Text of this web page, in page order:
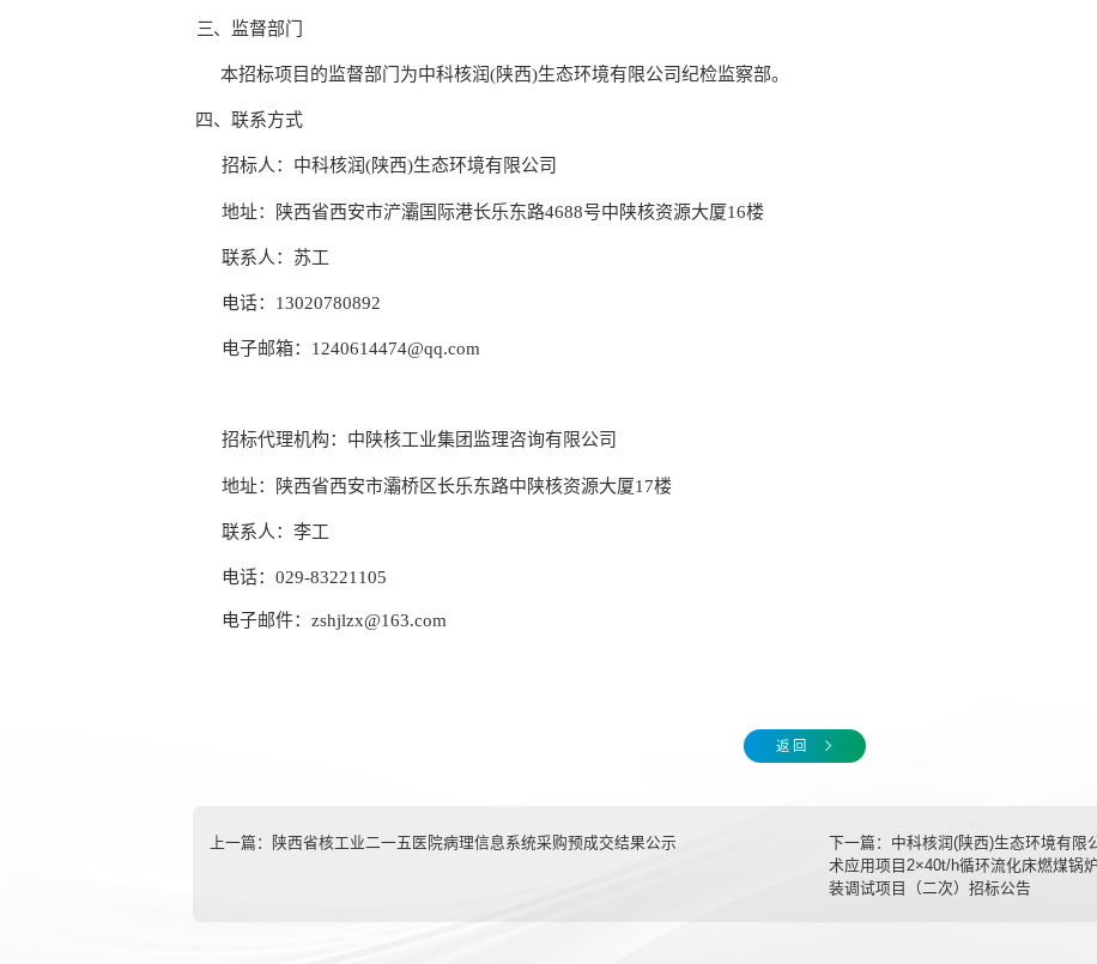
三、监督部门
本招标项目的监督部门 为中科核润(陕西)生态环境有限公司纪检监察部。
四、联系方式
招标人：中科核润(陕西)生态环境有限公司
地址：陕西省西安市浐灞国际港长乐东路4688号中陕核资源大厦16楼
联系人：苏工
电话： 13020780892
电子邮箱： 1240614474@qq.com
招标代理机构：中陕核工业集团监理咨询有限公司
地址：陕西省西安市灞桥区长乐东路中陕核资源大厦17楼
联系人： 李工
电话： 029-83221105
电子邮件： zshjlzx@163.com
返 回
上一篇： 陕西省核工业二一五医院病理信息系统采购预成交结果公示 下一篇： 中科核润(陕西)生态环境有限
术应用项目2×40t/h循环流化床燃煤锅
装调试项目（二次）招标公告